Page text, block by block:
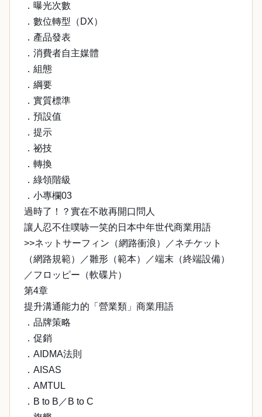
．曝光次數
．數位轉型（DX）
．產品發表
．消費者自主媒體
．組態
．綱要
．實質標準
．預設值
．提示
．祕技
．轉換
．綠領階級
．小專欄03
過時了！？實在不敢再開口問人
讓人忍不住噗哧一笑的日本中年世代商業用語
>>ネットサーフィン（網路衝浪）／ネチケット
（網路規範）／雛形（範本）／端末（終端設備）
／フロッピー（軟碟片）
第4章
提升溝通能力的「營業類」商業用語
．品牌策略
．促銷
．AIDMA法則
．AISAS
．AMTUL
．B to B／B to C